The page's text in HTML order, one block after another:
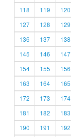
118
119 120
127
128 129
136
137 138
145
146 147
154
155 156
163
164 165
172
173 174
181
182 183
190
191 192